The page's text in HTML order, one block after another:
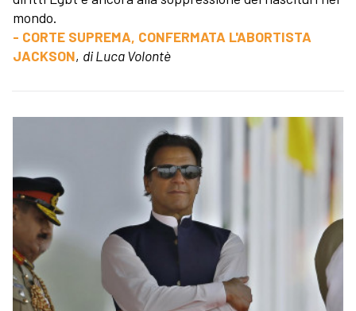
mondo.
- CORTE SUPREMA, CONFERMATA L'ABORTISTA
JACKSON, di Luca Volontè